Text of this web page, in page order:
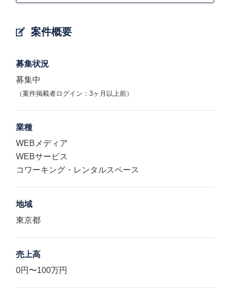
案件概要
募集状況
募集中
（案件掲載者ログイン：3ヶ月以上前）
業種
WEBメディア
WEBサービス
コワーキング・レンタルスペース
地域
東京都
売上高
0円〜100万円